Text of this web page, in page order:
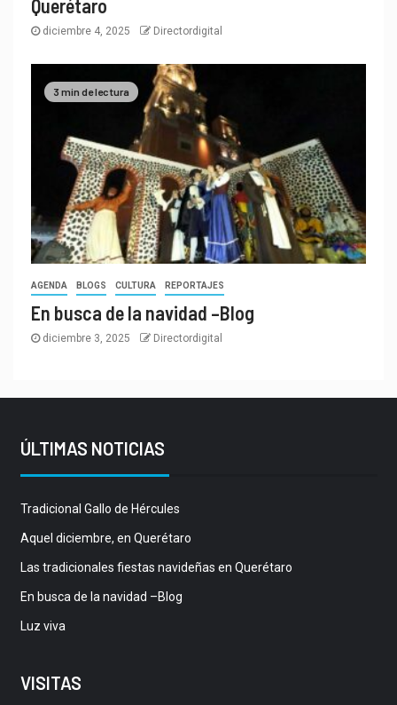
Querétaro
diciembre 4, 2025 Directordigital
3 min de lectura
AGENDA BLOGS CULTURA REPORTAJES
En busca de la navidad –Blog
diciembre 3, 2025 Directordigital
ÚLTIMAS NOTICIAS
Tradicional Gallo de Hércules
Aquel diciembre, en Querétaro
Las tradicionales fiestas navideñas en Querétaro
En busca de la navidad –Blog
Luz viva
VISITAS